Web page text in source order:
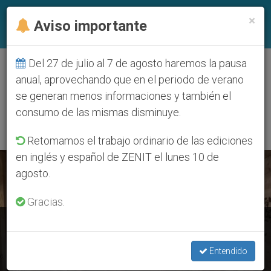
ETIQUETA
Posts Tagged
‘exposicion’
ÚLTIMAS NOTICIAS
×
Aviso importante
Del 27 de julio al 7 de agosto haremos la pausa
anual, aprovechando que en el periodo de verano
se generan menos informaciones y también el
consumo de las mismas disminuye.
Retomamos el trabajo ordinario de las ediciones
en inglés y español de ZENIT el lunes 10 de
agosto.
Gracias.
Entendido